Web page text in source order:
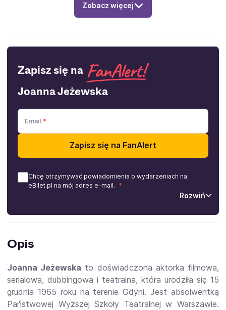
Zobacz więcej
Zapisz się na
Joanna Jeżewska
Email
Zapisz się na FanAlert
Chcę otrzymywać powiadomienia o wydarzeniach na
eBilet.pl na mój adres e-mail.
Rozwiń
Opis
Joanna Jeżewska to doświadczona aktorka filmowa,
serialowa, dubbingowa i teatralna, która urodziła się 15
grudnia 1965 roku na terenie Gdyni. Jest absolwentką
Państwowej Wyższej Szkoły Teatralnej w Warszawie.